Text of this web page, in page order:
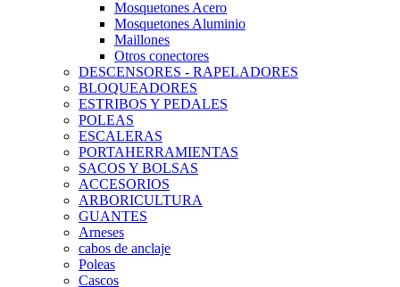
Mosquetones Acero
Mosquetones Aluminio
Maillones
Otros conectores
DESCENSORES - RAPELADORES
BLOQUEADORES
ESTRIBOS Y PEDALES
POLEAS
ESCALERAS
PORTAHERRAMIENTAS
SACOS Y BOLSAS
ACCESORIOS
ARBORICULTURA
GUANTES
Arneses
cabos de anclaje
Poleas
Cascos